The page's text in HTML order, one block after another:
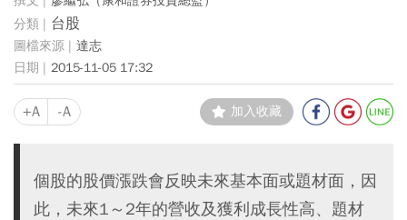
台股
達志
2015-11-05 17:32
+A -A 加入收藏
個股的股價漲跌會反映未來基本面或題材面，因
此，未來1～2年的營收及獲利成長性高、題材